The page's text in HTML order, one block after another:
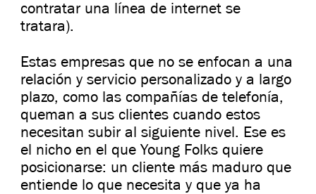
contratar una línea de internet se
tratara).
Estas empresas que no se enfocan a una
relación y servicio personalizado y a largo
plazo, como las compañías de telefonía,
queman a sus clientes cuando estos
necesitan subir al siguiente nivel. Ese es
el nicho en el que Young Folks quiere
posicionarse: un cliente más maduro que
entiende lo que necesita y que ya ha